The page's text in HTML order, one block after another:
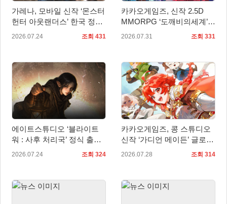
가레나, 모바일 신작 ‘몬스터
헌터 아웃랜더스’ 한국 정식
출시 확정… 사전예약 시작
2026.07.24 조회 431
카카오게임즈, 신작 2.5D
MMORPG ‘도깨비의세계’
10월 출시 확정… 대표 일러
2026.07.31 조회 331
에이트스튜디오 ‘블라이트
워 : 사후 처리국’ 정식 출
시… 사전예약자 50만 명 달
2026.07.24 조회 324
카카오게임즈, 콩 스튜디오
신작 ‘가디언 메이든’ 글로벌
퍼블리싱 계약
2026.07.28 조회 314